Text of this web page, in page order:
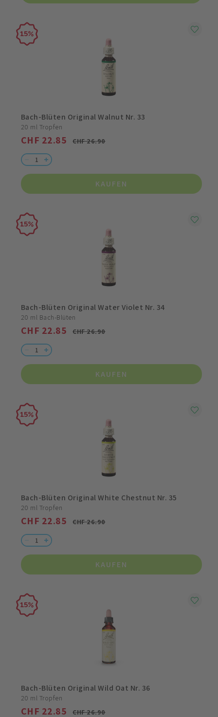
15
Bach-Blüten Original Walnut Nr. 33
20 ml Tropfen
CHF 26.90
CHF 22.85
KAUFEN
15
Bach-Blüten Original Water Violet Nr. 34
20 ml Bach-Blüten
CHF 26.90
CHF 22.85
KAUFEN
15
Bach-Blüten Original White Chestnut Nr. 35
20 ml Tropfen
CHF 26.90
CHF 22.85
KAUFEN
15
Bach-Blüten Original Wild Oat Nr. 36
20 ml Tropfen
CHF 26.90
CHF 22.85